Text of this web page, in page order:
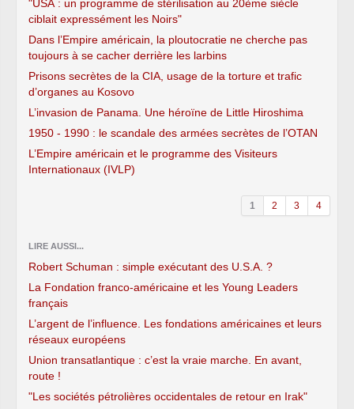
"USA : un programme de stérilisation au 20ème siècle
ciblait expressément les Noirs"
Dans l’Empire américain, la ploutocratie ne cherche pas
toujours à se cacher derrière les larbins
Prisons secrètes de la CIA, usage de la torture et trafic
d’organes au Kosovo
L’invasion de Panama. Une héroïne de Little Hiroshima
1950 - 1990 : le scandale des armées secrètes de l’OTAN
L’Empire américain et le programme des Visiteurs
Internationaux (IVLP)
1 2 3 4
LIRE AUSSI...
Robert Schuman : simple exécutant des U.S.A. ?
La Fondation franco-américaine et les Young Leaders
français
L’argent de l’influence. Les fondations américaines et leurs
réseaux européens
Union transatlantique : c’est la vraie marche. En avant,
route !
"Les sociétés pétrolières occidentales de retour en Irak"